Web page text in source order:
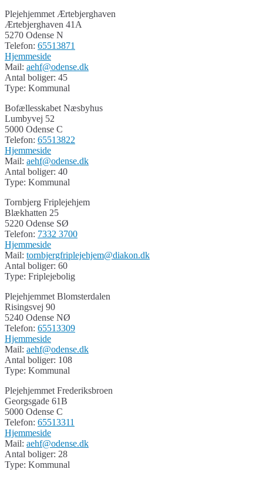
Plejehjemmet Ærtebjerghaven
Ærtebjerghaven 41A
5270 Odense N
Telefon: 65513871
Hjemmeside
Mail: aehf@odense.dk
Antal boliger: 45
Type: Kommunal
Bofællesskabet Næsbyhus
Lumbyvej 52
5000 Odense C
Telefon: 65513822
Hjemmeside
Mail: aehf@odense.dk
Antal boliger: 40
Type: Kommunal
Tornbjerg Friplejehjem
Blækhatten 25
5220 Odense SØ
Telefon: 7332 3700
Hjemmeside
Mail: tornbjergfriplejehjem@diakon.dk
Antal boliger: 60
Type: Friplejebolig
Plejehjemmet Blomsterdalen
Risingsvej 90
5240 Odense NØ
Telefon: 65513309
Hjemmeside
Mail: aehf@odense.dk
Antal boliger: 108
Type: Kommunal
Plejehjemmet Frederiksbroen
Georgsgade 61B
5000 Odense C
Telefon: 65513311
Hjemmeside
Mail: aehf@odense.dk
Antal boliger: 28
Type: Kommunal